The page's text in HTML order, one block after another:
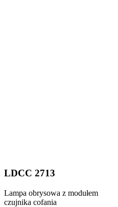
LDCC 2713
Lampa obrysowa z modułem
czujnika cofania